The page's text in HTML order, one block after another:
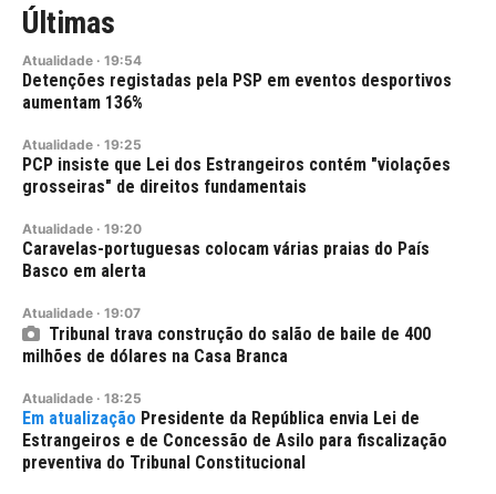
Últimas
Atualidade · 19:54
Detenções registadas pela PSP em eventos desportivos
aumentam 136%
Atualidade · 19:25
PCP insiste que Lei dos Estrangeiros contém "violações
grosseiras" de direitos fundamentais
Atualidade · 19:20
Caravelas-portuguesas colocam várias praias do País
Basco em alerta
Atualidade · 19:07
Tribunal trava construção do salão de baile de 400
milhões de dólares na Casa Branca
Atualidade · 18:25
Presidente da República envia Lei de
Estrangeiros e de Concessão de Asilo para fiscalização
preventiva do Tribunal Constitucional